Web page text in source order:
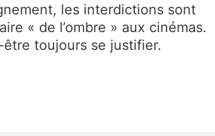
les interdictions sont
« de l’ombre » aux cinémas.
toujours se justifier.